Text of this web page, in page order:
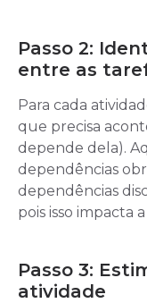
Passo 2:
entre as
Para cada
que precisa
depende dela).
dependências
dependências
pois isso impacta
Passo 3:
atividade